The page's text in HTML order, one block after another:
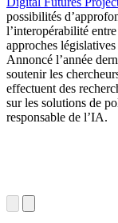
possibilités
l’interopérabilité
approches
Annoncé l’année
soutenir les
effectuent des
sur les solutions de
responsable de l’IA.